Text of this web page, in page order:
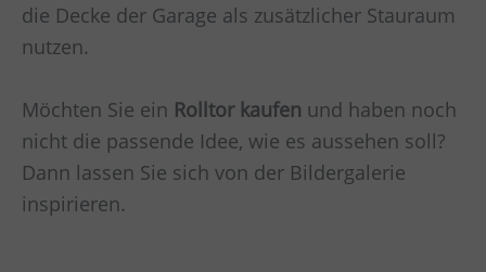
die Decke der Garage als zusätzlicher Stauraum
nutzen.
Möchten Sie ein Rolltor kaufen und haben noch
nicht die passende Idee, wie es aussehen soll?
Dann lassen Sie sich von der Bildergalerie
inspirieren.